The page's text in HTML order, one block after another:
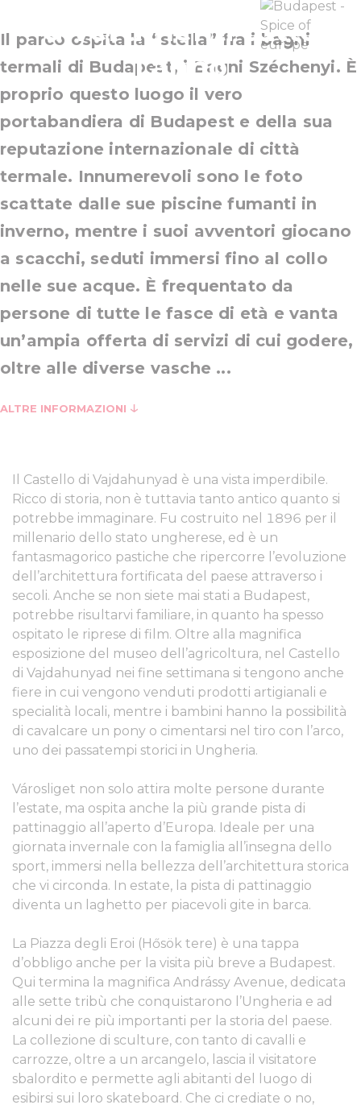
divertimenti tutto
l’anno
Il parco ospita la “stella” fra i bagni
termali di Budapest, i Bagni Széchenyi. È
proprio questo luogo il vero
portabandiera di Budapest e della sua
reputazione internazionale di città
termale. Innumerevoli sono le foto
scattate dalle sue piscine fumanti in
inverno, mentre i suoi avventori giocano
a scacchi, seduti immersi fino al collo
nelle sue acque. È frequentato da
persone di tutte le fasce di età e vanta
un’ampia offerta di servizi di cui godere,
oltre alle diverse vasche ...
ALTRE INFORMAZIONI
Il Castello di Vajdahunyad è una vista imperdibile.
Ricco di storia, non è tuttavia tanto antico quanto si
potrebbe immaginare. Fu costruito nel 1896 per il
millenario dello stato ungherese, ed è un
fantasmagorico pastiche che ripercorre l’evoluzione
dell’architettura fortificata del paese attraverso i
secoli. Anche se non siete mai stati a Budapest,
potrebbe risultarvi familiare, in quanto ha spesso
ospitato le riprese di film. Oltre alla magnifica
esposizione del museo dell’agricoltura, nel Castello
di Vajdahunyad nei fine settimana si tengono anche
fiere in cui vengono venduti prodotti artigianali e
specialità locali, mentre i bambini hanno la possibilità
di cavalcare un pony o cimentarsi nel tiro con l’arco,
uno dei passatempi storici in Ungheria.
Városliget non solo attira molte persone durante
l’estate, ma ospita anche la più grande pista di
pattinaggio all’aperto d’Europa. Ideale per una
giornata invernale con la famiglia all’insegna dello
sport, immersi nella bellezza dell’architettura storica
che vi circonda. In estate, la pista di pattinaggio
diventa un laghetto per piacevoli gite in barca.
La Piazza degli Eroi (Hősök tere) è una tappa
d’obbligo anche per la visita più breve a Budapest.
Qui termina la magnifica Andrássy Avenue, dedicata
alle sette tribù che conquistarono l’Ungheria e ad
alcuni dei re più importanti per la storia del paese.
La collezione di sculture, con tanto di cavalli e
carrozze, oltre a un arcangelo, lascia il visitatore
sbalordito e permette agli abitanti del luogo di
esibirsi sui loro skateboard. Che ci crediate o no,